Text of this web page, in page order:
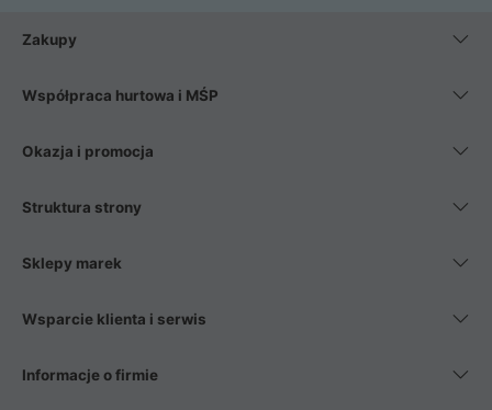
Zakupy
Współpraca hurtowa i MŚP
Okazja i promocja
Struktura strony
Sklepy marek
Wsparcie klienta i serwis
Informacje o firmie